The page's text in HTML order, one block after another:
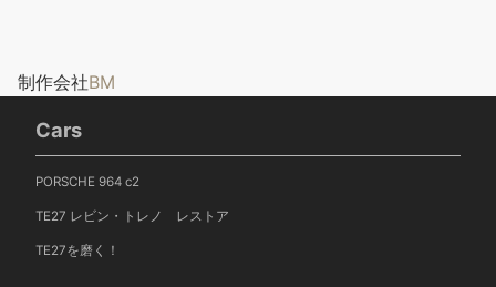
制作会社BM
Cars
PORSCHE 964 c2
TE27 レビン・トレノ レストア
TE27を磨く！